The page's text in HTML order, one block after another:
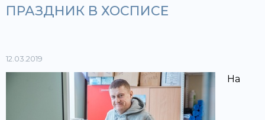
ПРАЗДНИК В ХОСПИСЕ
12.03.2019
На